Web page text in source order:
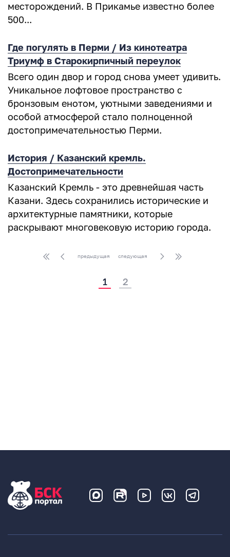
месторождений. В Прикамье известно более
500...
Где погулять в Перми / Из кинотеатра
Триумф в Старокирпичный переулок
Всего один двор и город снова умеет удивить.
Уникальное лофтовое пространство с
бронзовым енотом, уютными заведениями и
особой атмосферой стало полноценной
достопримечательностью Перми.
История / Казанский кремль.
Достопримечательности
Казанский Кремль - это древнейшая часть
Казани. Здесь сохранились исторические и
архитектурные памятники, которые
раскрывают многовековую историю города.
предыдущая следующая
1 2